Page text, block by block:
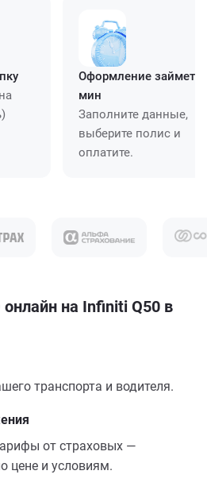
Оформление займет
мин
Заполните данные,
выберите полис и
оплатите.
на Infiniti Q50 в
транспорта и водителя.
от страховых —
цене и условиям.